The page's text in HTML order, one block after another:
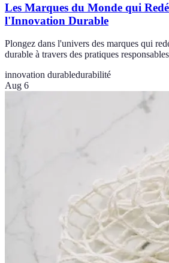
Les Marques du Monde qui
l'Innovation Durable
Plongez dans l'univers des marques qui
durable à travers des pratiques
innovation durabledurabilité
Aug 6